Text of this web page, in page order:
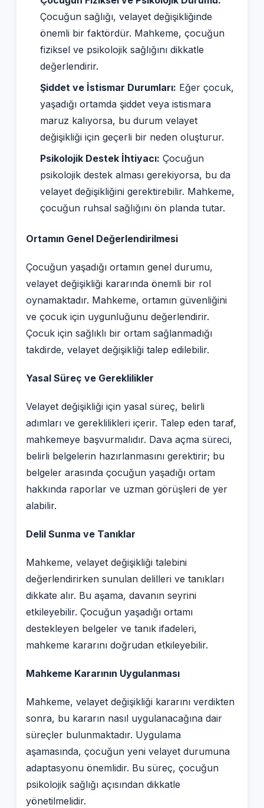
Çocuğun sağlığı, velayet değişikliğinde
önemli bir faktördür. Mahkeme, çocuğun
fiziksel ve psikolojik sağlığını dikkatle
değerlendirir.
Şiddet ve İstismar Durumları: Eğer çocuk,
yaşadığı ortamda şiddet veya istismara
maruz kalıyorsa, bu durum velayet
değişikliği için geçerli bir neden oluşturur.
Psikolojik Destek İhtiyacı: Çocuğun
psikolojik destek alması gerekiyorsa, bu da
velayet değişikliğini gerektirebilir. Mahkeme,
çocuğun ruhsal sağlığını ön planda tutar.
Ortamın Genel Değerlendirilmesi
Çocuğun yaşadığı ortamın genel durumu,
velayet değişikliği kararında önemli bir rol
oynamaktadır. Mahkeme, ortamın güvenliğini
ve çocuk için uygunluğunu değerlendirir.
Çocuk için sağlıklı bir ortam sağlanmadığı
takdirde, velayet değişikliği talep edilebilir.
Yasal Süreç ve Gereklilikler
Velayet değişikliği için yasal süreç, belirli
adımları ve gereklilikleri içerir. Talep eden taraf,
mahkemeye başvurmalıdır. Dava açma süreci,
belirli belgelerin hazırlanmasını gerektirir; bu
belgeler arasında çocuğun yaşadığı ortam
hakkında raporlar ve uzman görüşleri de yer
alabilir.
Delil Sunma ve Tanıklar
Mahkeme, velayet değişikliği talebini
değerlendirirken sunulan delilleri ve tanıkları
dikkate alır. Bu aşama, davanın seyrini
etkileyebilir. Çocuğun yaşadığı ortamı
destekleyen belgeler ve tanık ifadeleri,
mahkeme kararını doğrudan etkileyebilir.
Mahkeme Kararının Uygulanması
Mahkeme, velayet değişikliği kararını verdikten
sonra, bu kararın nasıl uygulanacağına dair
süreçler bulunmaktadır. Uygulama
aşamasında, çocuğun yeni velayet durumuna
adaptasyonu önemlidir. Bu süreç, çocuğun
psikolojik sağlığı açısından dikkatle
yönetilmelidir.